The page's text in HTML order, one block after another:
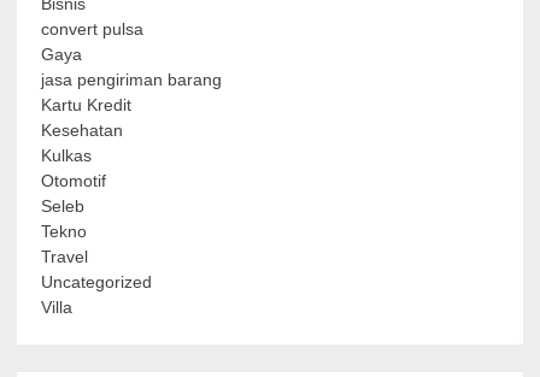
Bisnis
convert pulsa
Gaya
jasa pengiriman barang
Kartu Kredit
Kesehatan
Kulkas
Otomotif
Seleb
Tekno
Travel
Uncategorized
Villa